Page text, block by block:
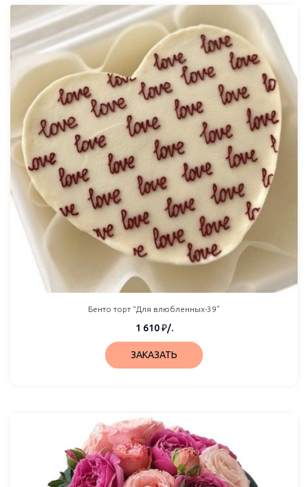
Бенто торт “Для влюбленных-39”
1 610₽/.
ЗАКАЗАТЬ